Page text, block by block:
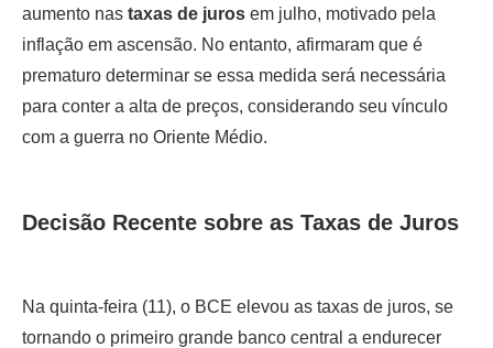
aumento nas taxas de juros em julho, motivado pela
inflação em ascensão. No entanto, afirmaram que é
prematuro determinar se essa medida será necessária
para conter a alta de preços, considerando seu vínculo
com a guerra no Oriente Médio.
Decisão Recente sobre as Taxas de Juros
Na quinta-feira (11), o BCE elevou as taxas de juros, se
tornando o primeiro grande banco central a endurecer